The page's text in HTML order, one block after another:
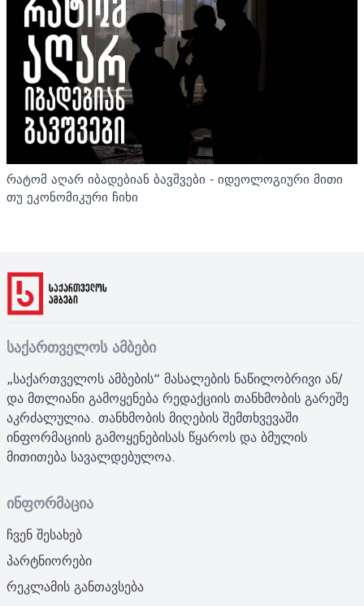
რატომ აღარ იბადებიან ბავშვები - იდეოლოგიური მითი
თუ ეკონომიკური ჩიხი
საქართველოს ამბები
„საქართველოს ამბების“ მასალების ნაწილობრივი ან/
და მთლიანი გამოყენება რედაქციის თანხმობის გარეშე
აკრძალულია. თანხმობის მიღების შემთხვევაში
ინფორმაციის გამოყენებისას წყაროს და ბმულის
მითითება სავალდებულოა.
ინფორმაცია
ჩვენ შესახებ
პარტნიორები
რეკლამის განთავსება